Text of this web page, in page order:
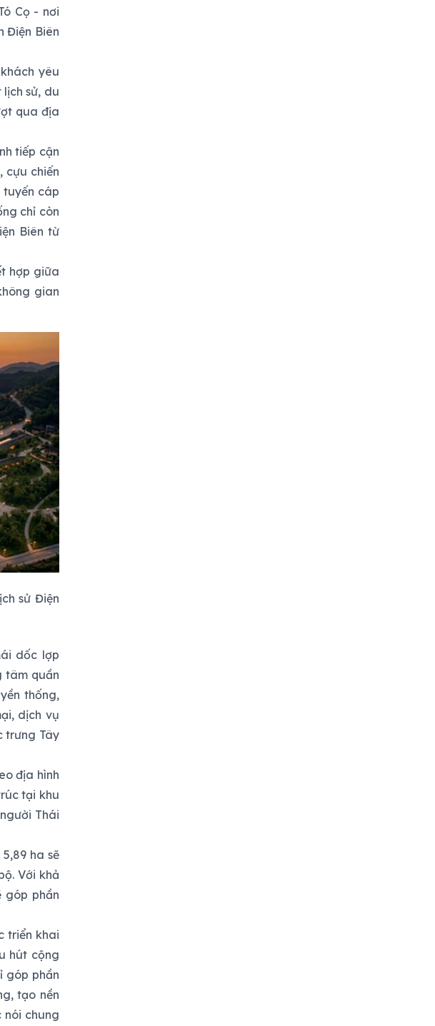
Cọ - nơi
Điện Biên
yêu
sử, du
qua địa
tiếp cận
cựu chiến
tuyến cáp
chỉ còn
Biên từ
hợp giữa
gian
sử Điện
dốc lợp
tâm quần
thống,
dịch vụ
trưng Tây
địa hình
tại khu
Thái
ha sẽ
Với khả
góp phần
triển khai
hút cộng
góp phần
tạo nền
nói chung